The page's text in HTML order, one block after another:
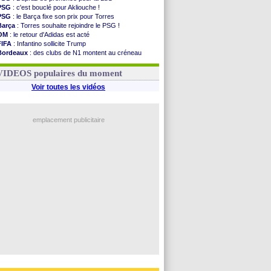
: c'est bouclé pour Akliouche !
: le Barça fixe son prix pour Torres
: Torres souhaite rejoindre le PSG !
: le retour d'Adidas est acté
: Infantino sollicite Trump
: des clubs de N1 montent au créneau
: le démenti de Leipzig pour Diomandé
populaires du moment
Voir toutes les vidéos
emplacement publicitaire